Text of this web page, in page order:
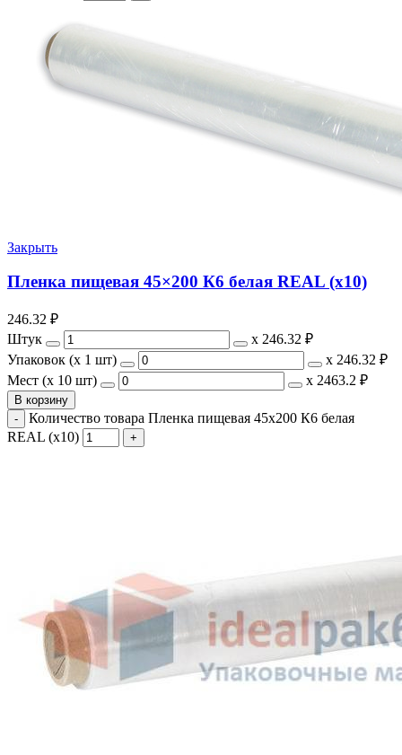
Закрыть
Пленка пищевая 45×200 К6 белая REAL (х10)
246.32 ₽
Штук
х 246.32 ₽
Упаковок (x 1 шт)
х 246.32 ₽
Мест (x 10 шт)
х 2463.2 ₽
В корзину
Количество товара Пленка пищевая 45x200 К6 белая
REAL (х10)